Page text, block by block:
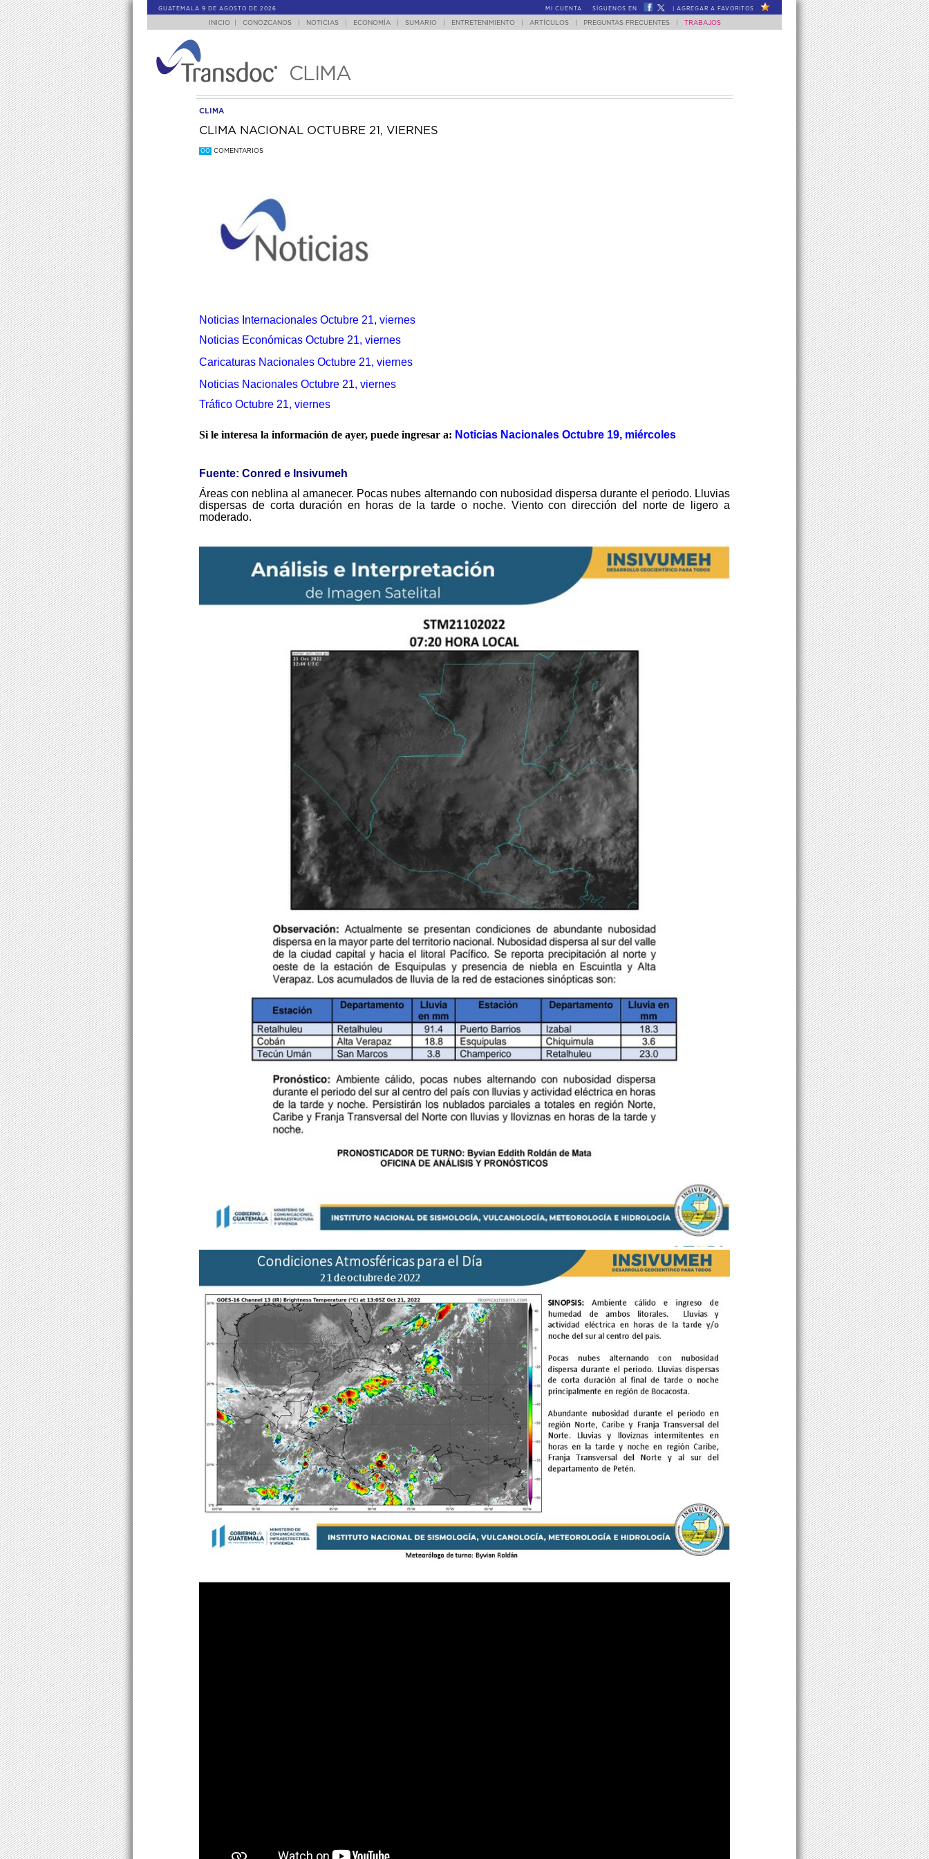
GUATEMALA 9 DE AGOSTO DE 2026 MI CUENTA SÍGUENOS EN AGREGAR A FAVORITOS
INICIO CONÓZCANOS NOTICIAS ECONOMÍA SUMARIO ENTRETENIMIENTO ARTÍCULOS PREGUNTAS FRECUENTES TRABAJOS
CLIMA
CLIMA
CLIMA NACIONAL OCTUBRE 21, VIERNES
00 COMENTARIOS
Noticias Internacionales Octubre 21, viernes
Noticias Económicas Octubre 21, viernes
Caricaturas Nacionales Octubre 21, viernes
Noticias Nacionales Octubre 21, viernes
Tráfico Octubre 21, viernes
Si le interesa la información de ayer, puede ingresar a: Noticias Nacionales Octubre 19, miércoles
Fuente: Conred e Insivumeh
Áreas con neblina al amanecer. Pocas nubes alternando con nubosidad dispersa durante el periodo. Lluvias
dispersas de corta duración en horas de la tarde o noche. Viento con dirección del norte de ligero a
moderado.